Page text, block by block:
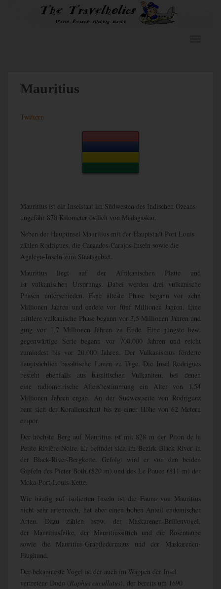
Mauritius
Twittern
Mauritius ist ein Inselstaat im Südwesten des Indischen Ozeans
ungefähr 870 Kilometer östlich von Madagaskar.
Neben der Hauptinsel Mauritius mit der Hauptstadt Port Louis
zählen Rodrigues, die Cargados-Carajos-Inseln sowie die
Agalega-Inseln zum Staatsgebiet.
Mauritius liegt auf der Afrikanischen Platte und
ist vulkanischen Ursprungs. Dabei werden drei vulkanische
Phasen unterschieden. Eine älteste Phase begann vor zehn
Millionen Jahren und endete vor fünf Millionen Jahren. Eine
mittlere vulkanische Phase begann vor 3,5 Millionen Jahren und
ging vor 1,7 Millionen Jahren zu Ende. Eine jüngste bzw.
gegenwärtige Serie begann vor 700.000 Jahren und reicht
zumindest bis vor 20.000 Jahren. Der Vulkanismus förderte
hauptsächlich basaltische Laven zu Tage. Die Insel Rodrigues
besteht ebenfalls aus basaltischen Vulkaniten, bei denen
eine radiometrische Altersbestimmung ein Alter von 1,54
Millionen Jahren ergab. An der Südwestseite von Rodriguez
baut sich der Korallenschutt bis zu einer Höhe von 62 Metern
empor.
Der höchste Berg auf Mauritius ist mit 828 m der Piton de la
Petite Rivière Noire. Er befindet sich im Bezirk Black River in
der Black-River-Bergkette. Gefolgt wird er von den beiden
Gipfeln des Pieter Both (820 m) und des Le Pouce (811 m) der
Moka-Port-Louis-Kette.
Wie häufig auf isolierten Inseln ist die Fauna von Mauritius
nicht sehr artenreich, hat aber einen hohen Anteil endemischer
Arten. Dazu zählen bspw. der Maskarenen-Brillenvogel,
der Mauritiusfalke, der Mauritiussittich und die Rosentaube
sowie die Mauritius-Grabfledermaus und der Maskarenen-
Flughund.
Der bekannteste Vogel ist der auch im Wappen der Insel
vertretene Dodo ( Raphus cucullatus), der bereits um 1690